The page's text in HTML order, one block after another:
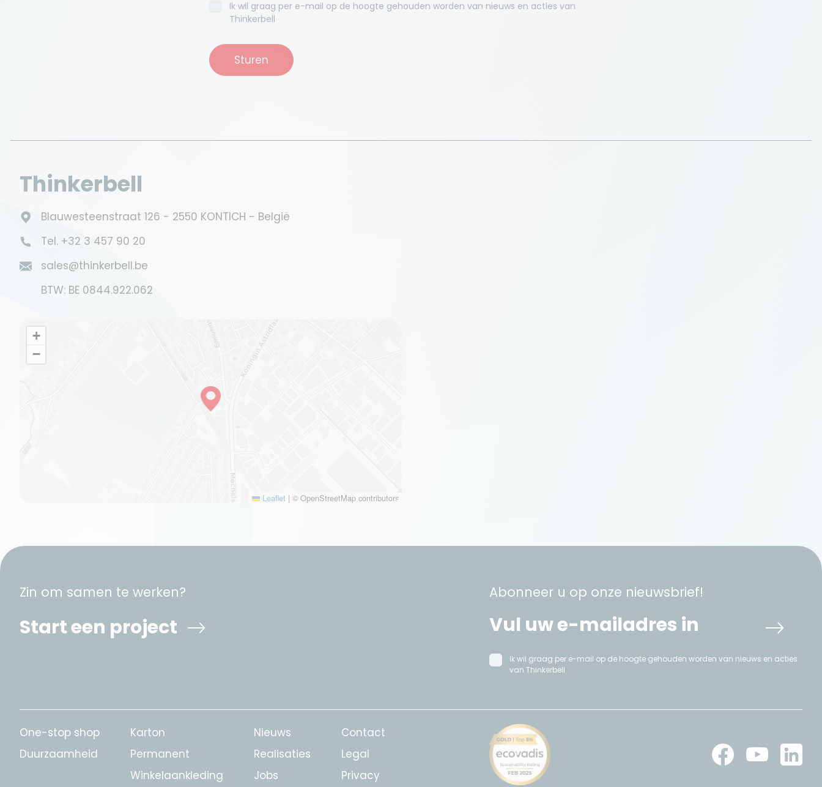
Ik wil graag per e-mail op de hoogte gehouden worden van nieuws en acties van
Thinkerbell
Sturen
Thinkerbell
Blauwesteenstraat 126 - 2550 KONTICH - België
Tel. +32 3 457 90 20
sales@thinkerbell.be
BTW: BE 0844.922.062
+
−
Leaflet | © OpenStreetMap contributors
Zin om samen te werken?
Start een project
Abonneer u op onze nieuwsbrief!
Ik wil graag per e-mail op de hoogte gehouden worden van nieuws en acties
van Thinkerbell
One-stop shop
Duurzaamheid
Karton
Permanent
Winkelaankleding
Nieuws
Realisaties
Jobs
Contact
Legal
Privacy